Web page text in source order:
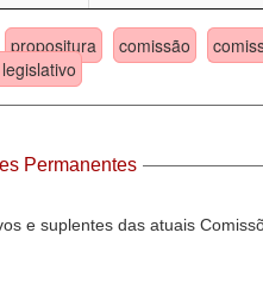
propositura comissão
Permanentes
e suplentes das atuais